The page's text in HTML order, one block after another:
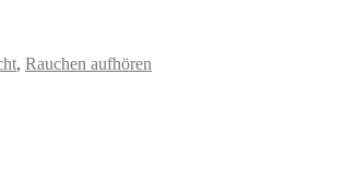
, Rauchen aufhören